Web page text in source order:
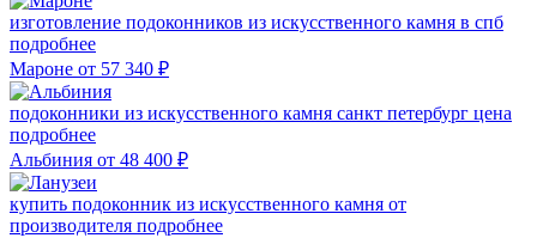
изготовление подоконников из искусственного камня в спб
подробнее
Мароне от 57 340 ₽
подоконники из искусственного камня санкт петербург цена
подробнее
Альбиния от 48 400 ₽
купить подоконник из искусственного камня от
производителя подробнее